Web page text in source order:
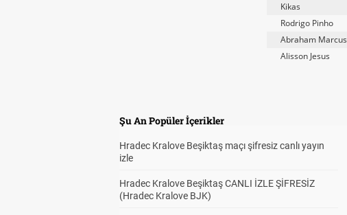
Kikas
Rodrigo Pinho
Abraham Marcus
Alisson Jesus
Şu An Popüler İçerikler
Hradec Kralove Beşiktaş maçı şifresiz canlı yayın
izle
Hradec Kralove Beşiktaş CANLI İZLE ŞİFRESİZ
(Hradec Kralove BJK)